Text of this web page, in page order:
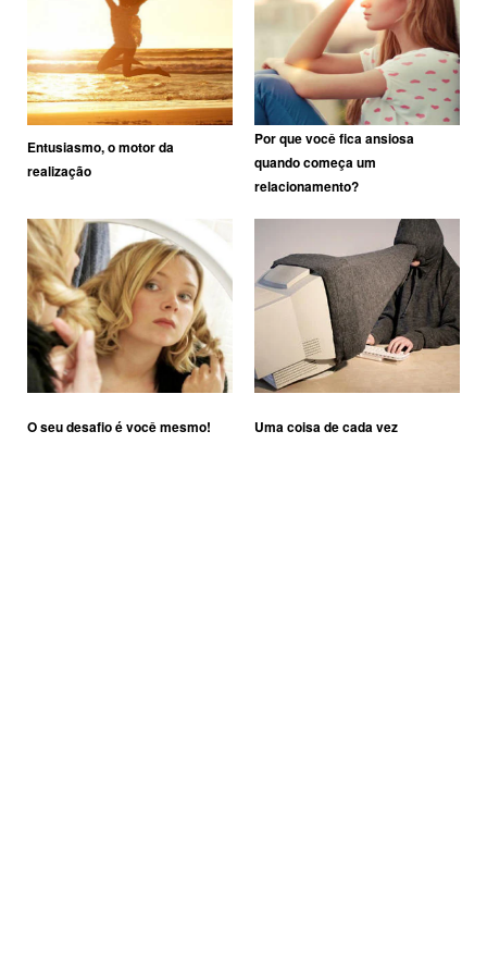
Entusiasmo, o motor da
realização
Por que você fica ansiosa
quando começa um
relacionamento?
O seu desafio é você mesmo! Uma coisa de cada vez